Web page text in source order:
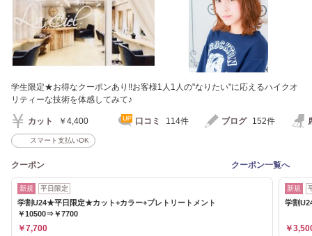
学生限定★お得なクーポンあり!!お客様1人1人の"なりたい"に応えるハイクオ
リティーな技術を体感してみて♪
カット ￥4,400 口コミ 114件 ブログ 152件
スマート支払いOK
クーポン クーポン一覧へ
新規 平日限定
学割U24★平日限定★カット+カラー+プレトリートメント
￥10500⇒￥7700
￥7,700
新規
学割
￥